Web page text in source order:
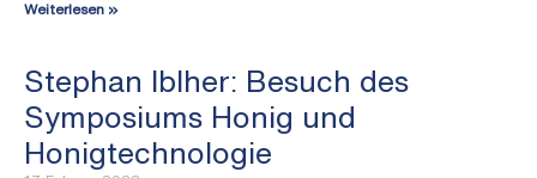
Weiterlesen »
Stephan Iblher: Besuch des
Symposiums Honig und
Honigtechnologie